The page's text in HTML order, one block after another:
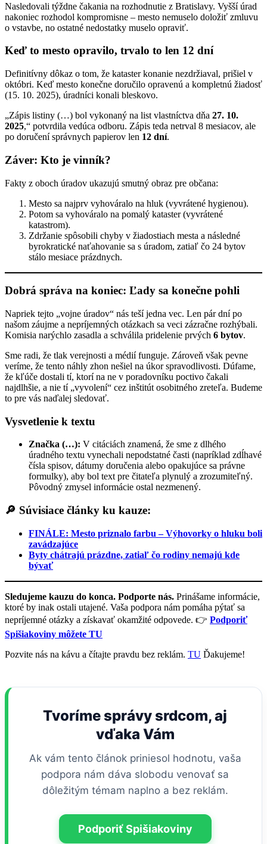
Nasledovali týždne čakania na rozhodnutie z Bratislavy. Vyšší úrad
nakoniec rozhodol kompromisne – mesto nemuselo doložiť zmluvu
o vstavbe, no ostatné nedostatky muselo opraviť.
Keď to mesto opravilo, trvalo to len 12 dní
Definitívny dôkaz o tom, že kataster konanie nezdržiaval, prišiel v
októbri. Keď mesto konečne doručilo opravenú a kompletnú žiadosť
(15. 10. 2025), úradníci konali bleskovo.
„Zápis listiny (…) bol vykonaný na list vlastníctva dňa 27. 10.
2025,“ potvrdila vedúca odboru. Zápis teda netrval 8 mesiacov, ale
po doručení správnych papierov len 12 dní.
Záver: Kto je vinník?
Fakty z oboch úradov ukazujú smutný obraz pre občana:
Mesto sa najprv vyhováralo na hluk (vyvrátené hygienou).
Potom sa vyhováralo na pomalý kataster (vyvrátené
katastrom).
Zdržanie spôsobili chyby v žiadostiach mesta a následné
byrokratické naťahovanie sa s úradom, zatiaľ čo 24 bytov
stálo mesiace prázdnych.
Dobrá správa na koniec: Ľady sa konečne pohli
Napriek tejto „vojne úradov“ nás teší jedna vec. Len pár dní po
našom záujme a nepríjemných otázkach sa veci zázračne rozhýbali.
Komisia narýchlo zasadla a schválila pridelenie prvých 6 bytov.
Sme radi, že tlak verejnosti a médií funguje. Zároveň však pevne
veríme, že tento náhly zhon nešiel na úkor spravodlivosti. Dúfame,
že kľúče dostali tí, ktorí na ne v poradovníku poctivo čakali
najdlhšie, a nie tí „vyvolení“ cez inštitút osobitného zreteľa. Budeme
to pre vás naďalej sledovať.
Vysvetlenie k textu
Značka (…): V citáciách znamená, že sme z dlhého
úradného textu vynechali nepodstatné časti (napríklad zdĺhavé
čísla spisov, dátumy doručenia alebo opakujúce sa právne
formulky), aby bol text pre čitateľa plynulý a zrozumiteľný.
Pôvodný zmysel informácie ostal nezmenený.
🔎 Súvisiace články ku kauze:
FINÁLE: Mesto priznalo farbu – Výhovorky o hluku boli
zavádzajúce
Byty chátrajú prázdne, zatiaľ čo rodiny nemajú kde
bývať
Sledujeme kauzu do konca. Podporte nás. Prinášame informácie,
ktoré by inak ostali utajené. Vaša podpora nám pomáha pýtať sa
nepríjemné otázky a získavať okamžité odpovede. 👉 Podporiť
Spišiakoviny môžete TU
Pozvite nás na kávu a čítajte pravdu bez reklám. TU Ďakujeme!
Tvoríme správy srdcom, aj
vďaka Vám
Ak vám tento článok priniesol hodnotu, vaša
podpora nám dáva slobodu venovať sa
dôležitým témam naplno a bez reklám.
Podporiť Spišiakoviny